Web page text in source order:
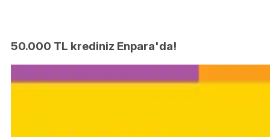
50.000 TL krediniz Enpara'da!